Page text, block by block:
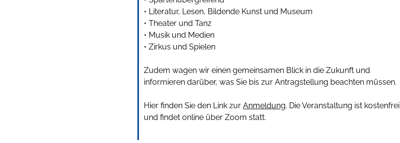
• Literatur, Lesen, Bildende Kunst und Museum
• Theater und Tanz
• Musik und Medien
• Zirkus und Spielen
Zudem wagen wir einen gemeinsamen Blick in die Zukunft und
informieren darüber, was Sie bis zur Antragstellung beachten müssen.
Hier finden Sie den Link zur Anmeldung. Die Veranstaltung ist kostenfrei
und findet online über Zoom statt.